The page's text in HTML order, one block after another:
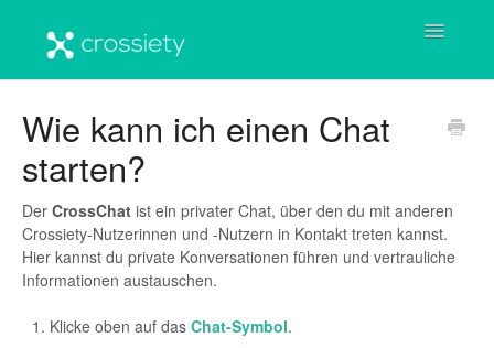
Toggle
Crossiety-Plattform
Häufige Fragen & Antworten
Wichtige Informationen
Wie kann ich einen Chat
starten?
Der CrossChat ist ein privater Chat, über den du mit anderen
Crossiety-Nutzerinnen und -Nutzern in Kontakt treten kannst.
Hier kannst du private Konversationen führen und vertrauliche
Informationen austauschen.
Klicke oben auf das Chat-Symbol.